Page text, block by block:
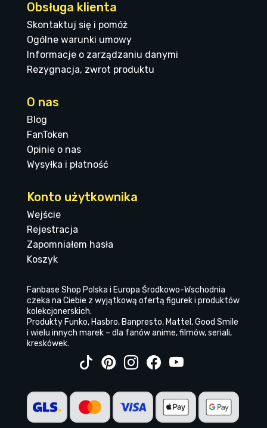
Obsługa klienta
Skontaktuj się i pomóż
Ogólne warunki umowy
Informacje o zarządzaniu danymi
Rezygnacja, zwrot produktu
O nas
Blog
FanToken
Opinie o nas
Wysyłka i płatność
Konto użytkownika
Wejście
Rejestracja
Zapomniałem hasła
Koszyk
Fanbase Shop Polska i Europa Środkowo-Wschodnia
czeka na Ciebie z wyjątkową ofertą figurek i produktów
kolekcjonerskich.
Produkty Funko, Hasbro, Banpresto, Mattel, Good Smile
i wielu innych marek – dla fanów anime, filmów, seriali,
kreskówek.